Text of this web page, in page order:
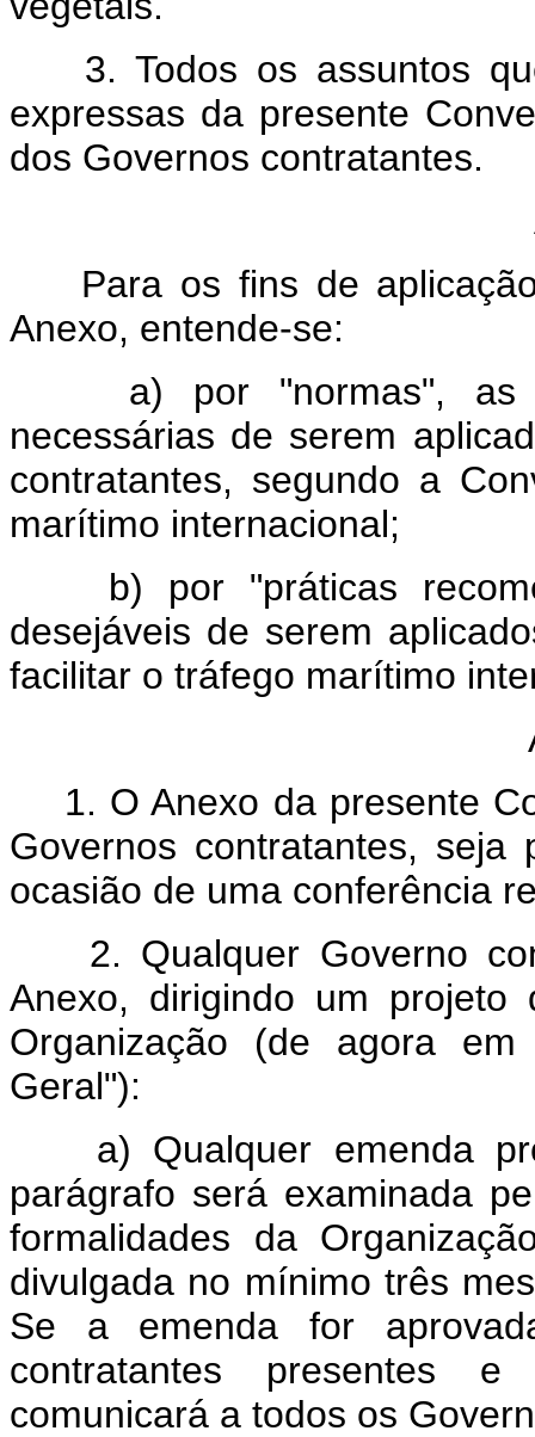
3. Todos os assuntos
expressas da presente
dos Governos contratantes.
Para os fins de aplicação
Anexo, entende-se:
a) por "normas", as
necessárias de serem
contratantes, segundo a
marítimo internacional;
b) por "práticas
desejáveis de serem
facilitar o tráfego marítimo
1. O Anexo da presente
Governos contratantes,
ocasião de uma conferência
2. Qualquer Governo
Anexo, dirigindo um projeto
Organização (de agora
Geral"):
a) Qualquer emenda
parágrafo será examinada
formalidades da
divulgada no mínimo três
Se a emenda for
contratantes presentes
comunicará a todos os